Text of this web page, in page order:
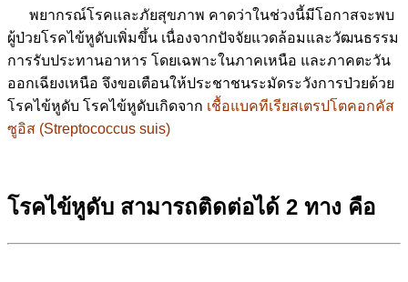
พยากรณ์โรคและภัยสุขภาพ คาดว่าในช่วงนี้มีโอกาสจะพบ
ผู้ป่วยโรคไข้หูดับเพิ่มขึ้น เนื่องจากปัจจัยแวดล้อมและวัฒนธรรม
การรับประทานอาหาร โดยเฉพาะในภาคเหนือ และภาคตะวัน
ออกเฉียงเหนือ จึงขอเตือนให้ประชาชนระมัดระวังการป่วยด้วย
โรคไข้หูดับ โรคไข้หูดับเกิดจาก เชื้อแบคทีเรียสเตรปโตคอกคัส
ซูอิส (Streptococcus suis)
โรคไข้หูดับ สามารถติดต่อได้ 2 ทาง คือ